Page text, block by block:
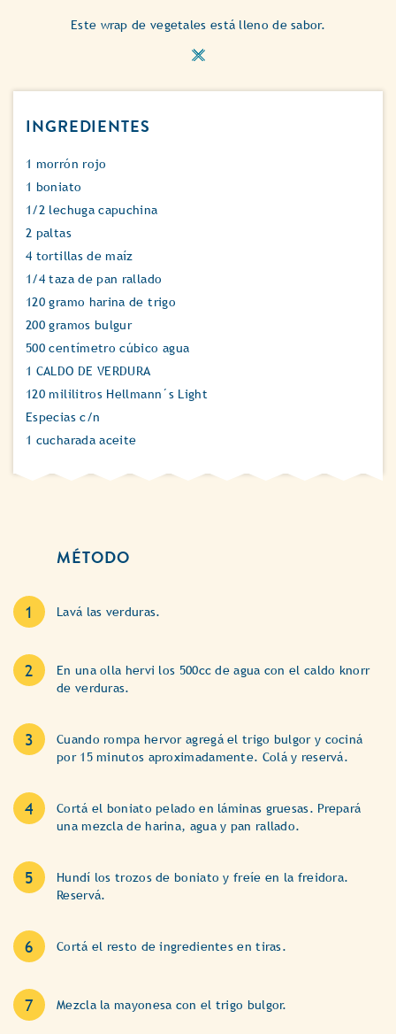
Este wrap de vegetales está lleno de sabor.
INGREDIENTES
1 morrón rojo
1 boniato
1/2 lechuga capuchina
2 paltas
4 tortillas de maíz
1/4 taza de pan rallado
120 gramo harina de trigo
200 gramos bulgur
500 centímetro cúbico agua
1 CALDO DE VERDURA
120 mililitros Hellmann´s Light
Especias c/n
1 cucharada aceite
MÉTODO
Lavá las verduras.
En una olla hervi los 500cc de agua con el caldo knorr
de verduras.
Cuando rompa hervor agregá el trigo bulgor y cociná
por 15 minutos aproximadamente. Colá y reservá.
Cortá el boniato pelado en láminas gruesas. Prepará
una mezcla de harina, agua y pan rallado.
Hundí los trozos de boniato y freíe en la freidora.
Reservá.
Cortá el resto de ingredientes en tiras.
Mezcla la mayonesa con el trigo bulgor.